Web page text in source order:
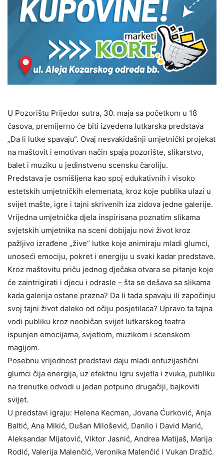
U Pozorištu Prijedor sutra, 30. maja sa početkom u 18
časova, premijerno će biti izvedena lutkarska predstava
„Da li lutke spavaju“. Ovaj nesvakidašnji umjetnički projekat
na maštovit i emotivan način spaja pozorište, slikarstvo,
balet i muziku u jedinstvenu scensku čaroliju.
Predstava je osmišljena kao spoj edukativnih i visoko
estetskih umjetničkih elemenata, kroz koje publika ulazi u
svijet mašte, igre i tajni skrivenih iza zidova jedne galerije.
Vrijedna umjetnička djela inspirisana poznatim slikama
svjetskih umjetnika na sceni dobijaju novi život kroz
pažljivo izrađene „žive“ lutke koje animiraju mladi glumci,
unoseći emociju, pokret i energiju u svaki kadar predstave.
Kroz maštovitu priču jednog dječaka otvara se pitanje koje
će zaintrigirati i djecu i odrasle – šta se dešava sa slikama
kada galerija ostane prazna? Da li tada spavaju ili započinju
svoj tajni život daleko od očiju posjetilaca? Upravo ta tajna
vodi publiku kroz neobičan svijet lutkarskog teatra
ispunjen emocijama, svjetlom, muzikom i scenskom
magijom.
Posebnu vrijednost predstavi daju mladi entuzijastični
glumci čija energija, uz efektnu igru svjetla i zvuka, publiku
na trenutke odvodi u jedan potpuno drugačiji, bajkoviti
svijet.
U predstavi igraju: Helena Kecman, Jovana Ćurković, Anja
Baltić, Ana Mikić, Dušan Milošević, Danilo i David Marić,
Aleksandar Mijatović, Viktor Jasnić, Andrea Matijaš, Marija
Rodić, Valerija Malenčić, Veronika Malenčić i Vukan Dražić.